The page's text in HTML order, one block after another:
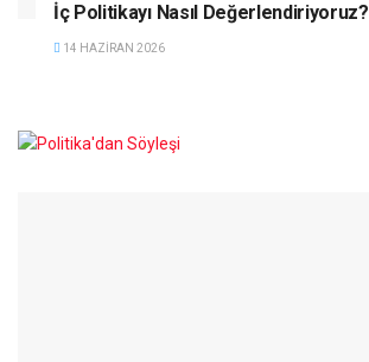
İç Politikayı Nasıl Değerlendiriyoruz?
14 HAZIRAN 2026